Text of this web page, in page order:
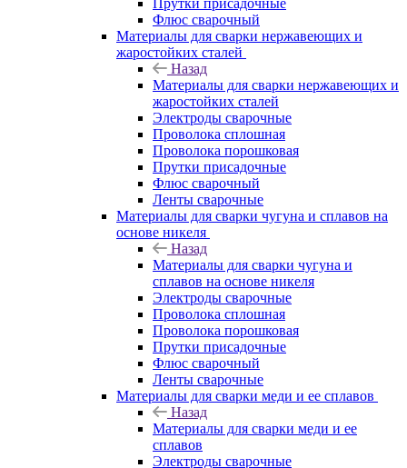
Прутки присадочные
Флюс сварочный
Материалы для сварки нержавеющих и
жаростойких сталей
Назад
Материалы для сварки нержавеющих и
жаростойких сталей
Электроды сварочные
Проволока сплошная
Проволока порошковая
Прутки присадочные
Флюс сварочный
Ленты сварочные
Материалы для сварки чугуна и сплавов на
основе никеля
Назад
Материалы для сварки чугуна и
сплавов на основе никеля
Электроды сварочные
Проволока сплошная
Проволока порошковая
Прутки присадочные
Флюс сварочный
Ленты сварочные
Материалы для сварки меди и ее сплавов
Назад
Материалы для сварки меди и ее
сплавов
Электроды сварочные